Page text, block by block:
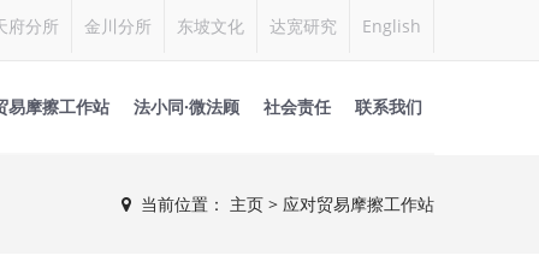
府分所 金川分所 东坡文化 达宽研究 English
易摩擦工作站 法小同·微法顾 社会责任 联系我们
当前位置： 主页 > 应对贸易摩擦工作站